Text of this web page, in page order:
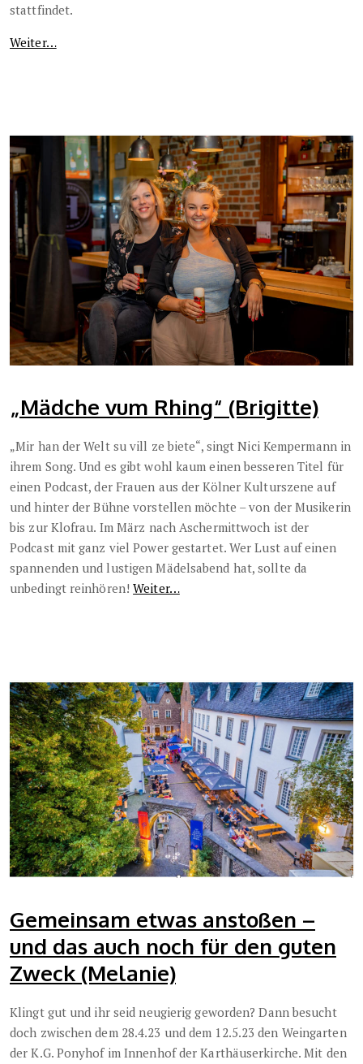
stattfindet.
Weiter…
„Mädche vum Rhing“ (Brigitte)
„Mir han dеr Welt su vill ze bietе“, singt Nici Kempermann in
ihrem Song. Und es gibt wohl kaum einen besseren Titel für
einen Podcast, der Frauen aus der Kölner Kulturszene auf
und hinter der Bühne vorstellen möchte – von der Musikerin
bis zur Klofrau. Im März nach Aschermittwoch ist der
Podcast mit ganz viel Power gestartet. Wer Lust auf einen
spannenden und lustigen Mädelsabend hat, sollte da
unbedingt reinhören!Weiter…
Gemeinsam etwas anstoßen –
und das auch noch für den guten
Zweck (Melanie)
Klingt gut und ihr seid neugierig geworden? Dann besucht
doch zwischen dem 28.4.23 und dem 12.5.23 den Weingarten
der K.G. Ponyhof im Innenhof der Karthäuserkirche. Mit den